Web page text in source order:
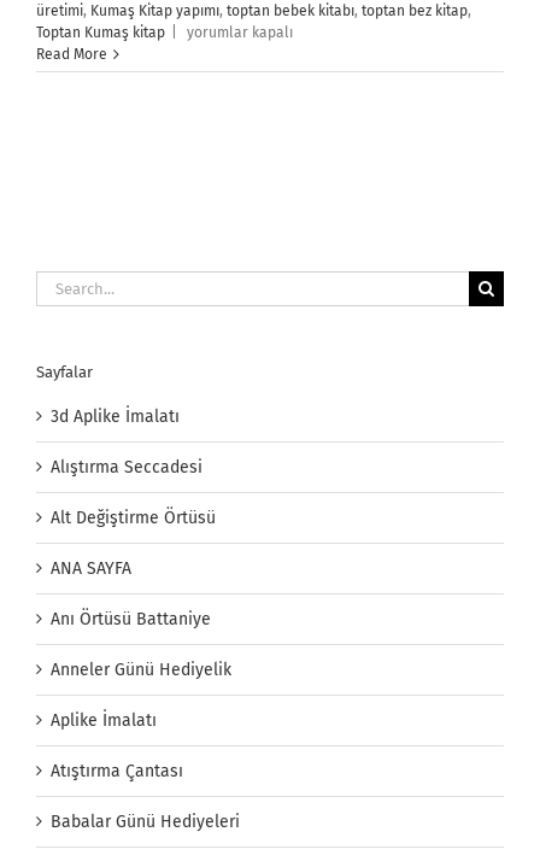
üretimi, Kumaş Kitap yapımı, toptan bebek kitabı, toptan bez kitap,
Toptan Kumaş kitap
Kumaş
için
yorumlar kapalı
Read More
Search
for:
Sayfalar
3d Aplike İmalatı
Alıştırma Seccadesi
Alt Değiştirme Örtüsü
ANA SAYFA
Anı Örtüsü Battaniye
Anneler Günü Hediyelik
Aplike İmalatı
Atıştırma Çantası
Babalar Günü Hediyeleri